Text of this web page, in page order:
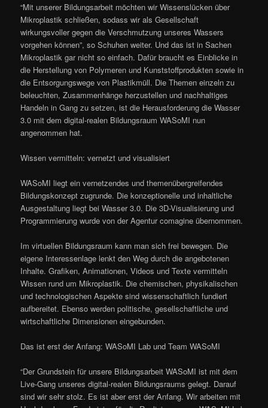
“Mit unserer Bildungsarbeit möchten wir Wissenslücken über
Mikroplastik schließen, sodass wir als Gesellschaft
wirkungsvoller gegen die Verschmutzung unseres Wassers
vorgehen können”, so Schuhen weiter. Und das ist in Sachen
Mikroplastik gar nicht so einfach. Dafür braucht es Einblicke in
die Herstellung von Polymeren und Kunststoffprodukten sowie in
die Entsorgungswege von Plastikmüll. Die Themen einzeln zu
beleuchten, Zusammenhänge herzustellen und nachhaltiges
Handeln in Gang zu setzen, ist die Herausforderung die Wasser
3.0 mit dem digital-realen Bildungsraum WASoMI nun
angenommen hat.
Wissen vermitteln: vernetzt und visualisiert
WASoMI liegt ein vernetzendes und themenübergreifendes
Bildungskonzept zugrunde. Die konzeptionelle und inhaltliche
Ausgestaltung liegt bei Wasser 3.0. Die 3D-Visualisierung und
Programmierung wurde von der Agentur comagine übernommen.
Im virtuellen Bildungsraum kann man sich frei bewegen. Die
eigene Interessenlage lenkt den Weg durch die angebotenen
Inhalte. Grafiken, Animationen, Videos und Texte vermitteln
Wissen rund um Mikroplastik. Die chemischen, physikalischen
und technologischen Aspekte sind wissenschaftlich fundiert
aufbereitet. Ebenso werden politische, gesellschaftliche und
wirtschaftliche Dimensionen eingebunden.
Das ist erst der Anfang: WASoMI Lab und Team WASoMI
“Der Grundstein für unsere Bildungsarbeit WASoMI ist mit dem
Live-Gang unseres digital-realen Bildungsraums gelegt. Darauf
sind wir sehr stolz. Es ist aber erst der Anfang. Wir arbeiten mit